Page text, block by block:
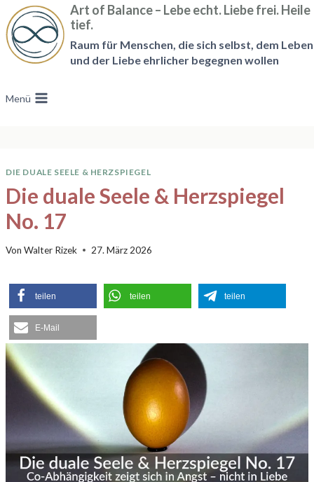
Zum
Inhalt
springen
Art of Balance – Lebe echt. Liebe frei. Heile
tief.
Raum für Menschen, die sich selbst, dem Leben
und der Liebe ehrlicher begegnen wollen
Menü
DIE DUALE SEELE & HERZSPIEGEL
Die duale Seele & Herzspiegel
No. 17
Von Walter Rizek 27. März 2026
teilen teilen teilen
E-Mail